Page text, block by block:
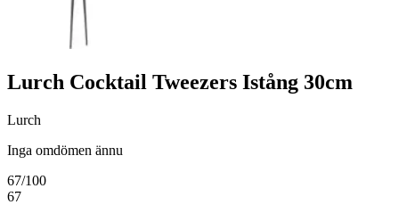
Lurch Cocktail Tweezers Istång 30cm
Lurch
Inga omdömen ännu
67/100
67